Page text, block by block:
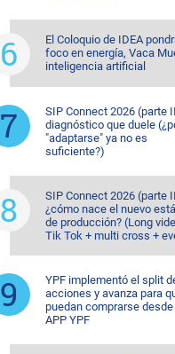
El Coloquio de IDEA
foco en energía, Vaca
inteligencia artificial
SIP Connect 2026 (parte
diagnóstico que duele
"adaptarse" ya no es
suficiente?)
SIP Connect 2026 (parte
¿cómo nace el nuevo
de producción? (Long
Tik Tok + multi cross +
YPF implementó el split
acciones y avanza para
puedan comprarse desde
APP YPF